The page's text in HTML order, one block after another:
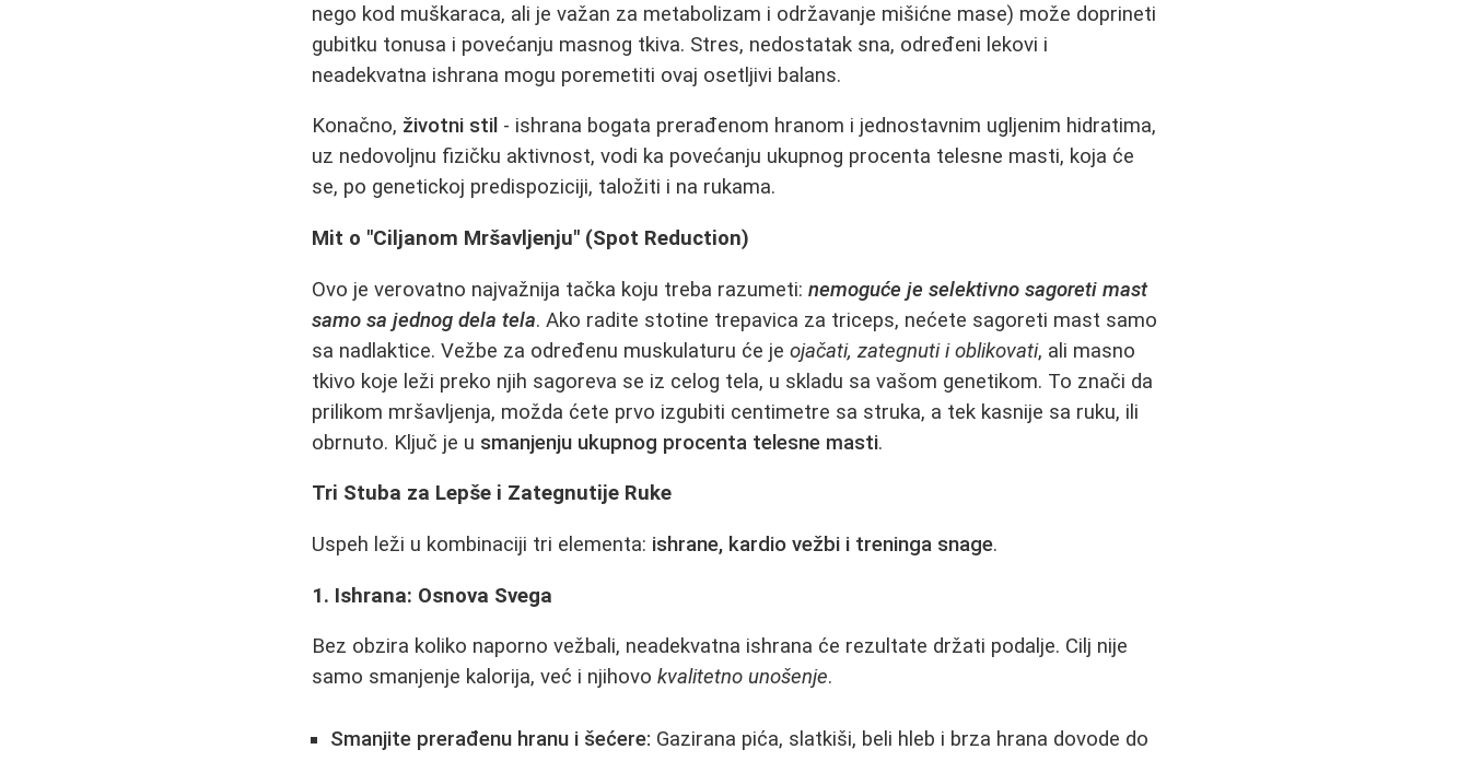
nego kod muškaraca, ali je važan za metabolizam i održavanje mišićne mase) može doprineti
gubitku tonusa i povećanju masnog tkiva. Stres, nedostatak sna, određeni lekovi i
neadekvatna ishrana mogu poremetiti ovaj osetljivi balans.
Konačno, životni stil - ishrana bogata prerađenom hranom i jednostavnim ugljenim hidratima,
uz nedovoljnu fizičku aktivnost, vodi ka povećanju ukupnog procenta telesne masti, koja će
se, po genetickoj predispoziciji, taložiti i na rukama.
Mit o "Ciljanom Mršavljenju" (Spot Reduction)
Ovo je verovatno najvažnija tačka koju treba razumeti:nemoguće je selektivno sagoreti mast
samo sa jednog dela tela. Ako radite stotine trepavica za triceps, nećete sagoreti mast samo
sa nadlaktice. Vežbe za određenu muskulaturu će jeojačati, zategnuti i oblikovati, ali masno
tkivo koje leži preko njih sagoreva se iz celog tela, u skladu sa vašom genetikom. To znači da
prilikom mršavljenja, možda ćete prvo izgubiti centimetre sa struka, a tek kasnije sa ruku, ili
obrnuto. Ključ je u smanjenju ukupnog procenta telesne masti.
Tri Stuba za Lepše i Zategnutije Ruke
Uspeh leži u kombinaciji tri elementa: ishrane, kardio vežbi i treninga snage.
1. Ishrana: Osnova Svega
Bez obzira koliko naporno vežbali, neadekvatna ishrana će rezultate držati podalje. Cilj nije
samo smanjenje kalorija, već i njihovokvalitetno unošenje.
Smanjite prerađenu hranu i šećere: Gazirana pića, slatkiši, beli hleb i brza hrana dovode do